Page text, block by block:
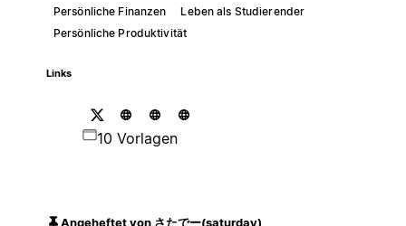
Persönliche Finanzen
Leben als Studierender
Persönliche Produktivität
Links
10 Vorlagen
Angeheftet von さたでー(saturday)